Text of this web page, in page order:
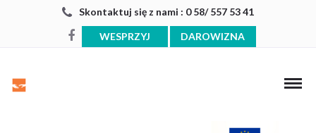
Skontaktuj się z nami : 0 58/ 557 53 41
WESPRZYJ DAROWIZNA